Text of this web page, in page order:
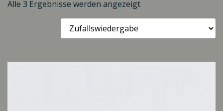
Alle 3 Ergebnisse werden angezeigt